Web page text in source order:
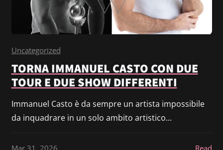
Uncategorized
TORNA IMMANUEL CASTO CON DUE
TOUR E DUE SHOW DIFFERENTI
Immanuel Casto è da sempre un artista impossibile
da inquadrare in un solo ambito artistico...
Mar 31, 2026 Read